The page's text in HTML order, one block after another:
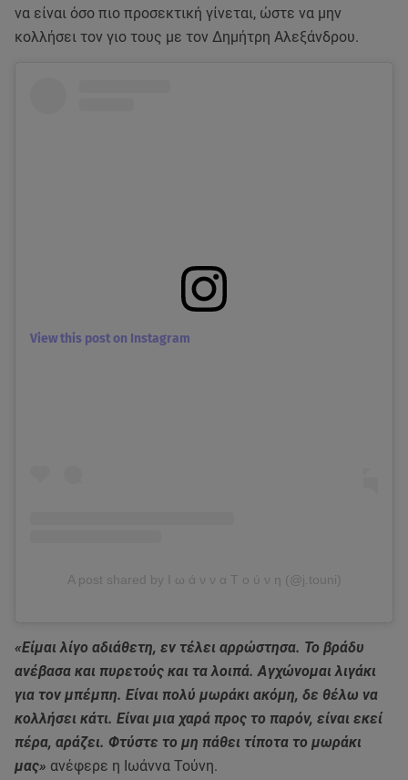
να είναι όσο πιο προσεκτική γίνεται, ώστε να μην
κολλήσει τον γιο τους με τον Δημήτρη Αλεξάνδρου.
View this post on Instagram
A post shared by Ι ω ά ν ν α Τ ο ύ ν η (@j.touni)
«Είμαι λίγο αδιάθετη, εν τέλει αρρώστησα. Το βράδυ
ανέβασα και πυρετούς και τα λοιπά. Αγχώνομαι λιγάκι
για τον μπέμπη. Είναι πολύ μωράκι ακόμη, δε θέλω να
κολλήσει κάτι. Είναι μια χαρά προς το παρόν, είναι εκεί
πέρα, αράζει. Φτύστε το μη πάθει τίποτα το μωράκι
μας» ανέφερε η Ιωάννα Τούνη.